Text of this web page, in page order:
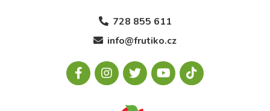
728 855 611
info@frutiko.cz